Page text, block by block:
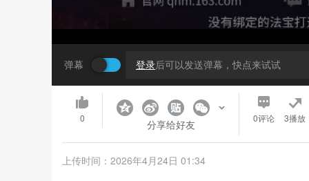
弹幕 登录后可以发送弹幕，快点来试试
0 分享给好友 0评论 3播放
上传时间：2026年4月24日 01:34